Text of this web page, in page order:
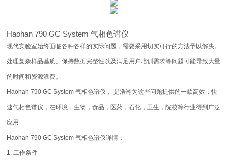
Haohan 790 GC System 气相色谱仪
现代实验室始终面临各种各样的实际问题，需要采用切实可行的方法予以解决。
处理复杂样品基质、保持数据完整性以及满足用户培训需求等问题可能导致大量
的时间和资源浪费。
Haohan 790 GC System 气相色谱仪， 是浩瀚为这些问题提供的一款高效，快
速气相色谱仪，在环境，生物，食品，医药，石化，卫生，院校等行业得到广泛
应用.
Haohan 790 GC System 气相色谱仪详情：
1. 工作条件